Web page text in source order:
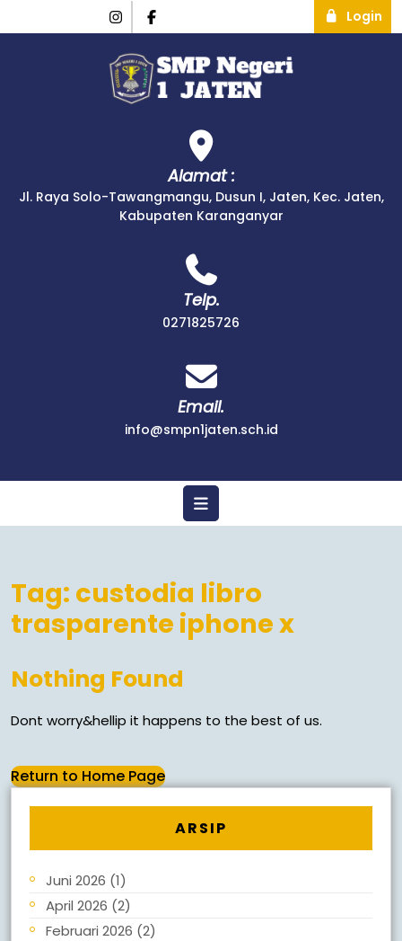
Login
Alamat :
Jl. Raya Solo-Tawangmangu, Dusun I, Jaten, Kec. Jaten,
Kabupaten Karanganyar
Telp.
0271825726
Email.
info@smpn1jaten.sch.id
Tag: custodia libro
trasparente iphone x
Nothing Found
Dont worry&hellip it happens to the best of us.
Return to Home Page
ARSIP
Juni 2026 (1)
April 2026 (2)
Februari 2026 (2)